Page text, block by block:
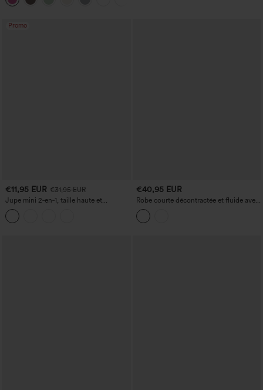
Longueur allongée
Promo
€11,95 EUR €31,95 EUR
Jupe mini 2‑en‑1, taille haute et
moulante, froncée, décontractée, avec
poche
€40,95 EUR
Robe courte décontractée et fluide avec
soutien-gorge intégré et poches